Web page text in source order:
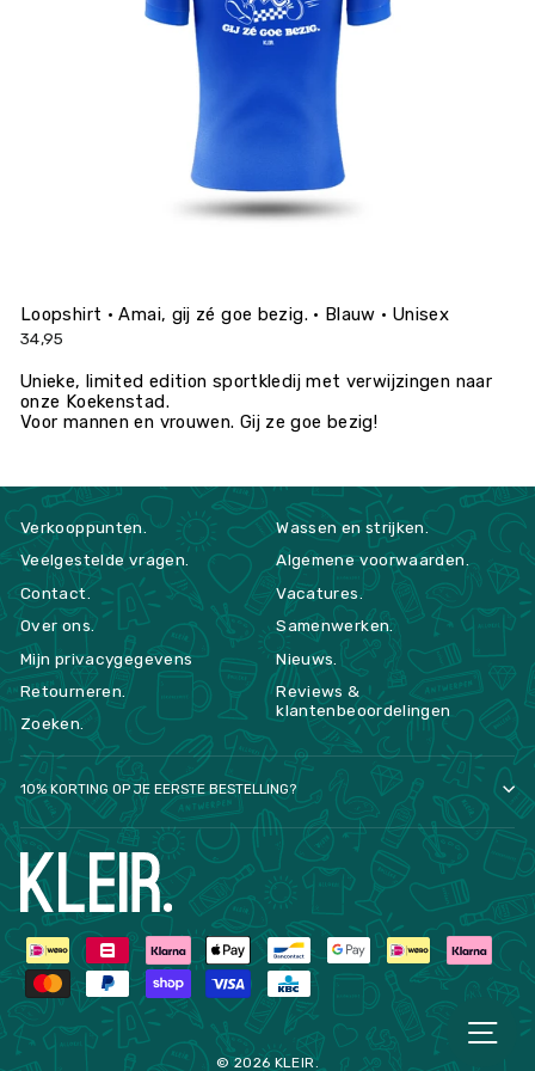
Loopshirt • Amai, gij zé goe bezig. • Blauw • Unisex
34,95
Unieke, limited edition sportkledij met verwijzingen naar
onze Koekenstad.
Voor mannen en vrouwen. Gij ze goe bezig!
Verkooppunten.
Veelgestelde vragen.
Contact.
Over ons.
Mijn privacygegevens
Retourneren.
Zoeken.
Wassen en strijken.
Algemene voorwaarden.
Vacatures.
Samenwerken.
Nieuws.
Reviews &
klantenbeoordelingen
10% KORTING OP JE EERSTE BESTELLING?
© 2026 KLEIR.